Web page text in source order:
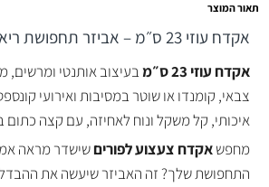
תאור המוצר
אקדח עוזי 23 ס״מ – אביזר תחפושת ריאליסטי
אקדח עוזי 23 ס״מ
בעיצוב אותנטי
צבאי, קומנדו או שוטר במסיבות ואירועי
איכותי, קל משקל ונוח לאחיזה, עם קצה כתום
מחפשאקדח צעצוע לפוריםשישדר מראה
התחפושת שלך? זה האביזר שיעשה את